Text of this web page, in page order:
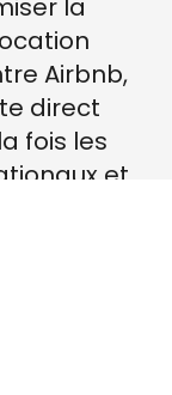
la
Airbnb,
direct
fois les
et